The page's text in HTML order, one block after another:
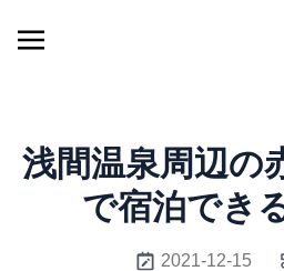
浅間温泉周辺の
で宿泊でき
2021-12-15